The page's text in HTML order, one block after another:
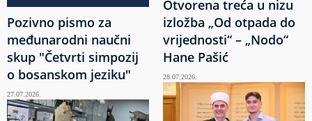
Pozivno pismo za
međunarodni naučni
skup "Četvrti simpozij
o bosanskom jeziku"
27.07.2026.
Otvorena treća u nizu
izložba „Od otpada do
vrijednosti“ – „Nodo“
Hane Pašić
28.07.2026.